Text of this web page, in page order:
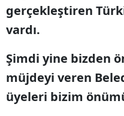
gerçekleştiren
vardı.
Şimdi yine bizden
müjdeyi veren
üyeleri bizim